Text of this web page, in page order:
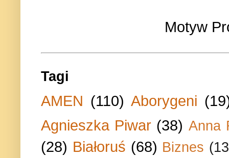
Motyw
Tagi
AMEN (110) Aborygeni
Agnieszka Piwar (38) Anna
(28) Białoruś (68) Biznes